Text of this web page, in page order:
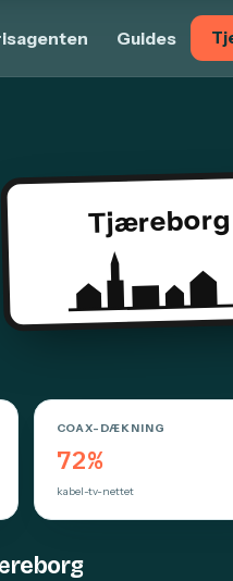
Guides
Tjæreborg
COAX-DÆKNING
72%
kabel-tv-nettet